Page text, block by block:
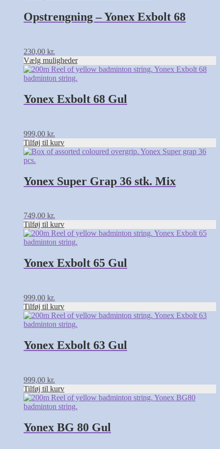
Opstrengning – Yonex Exbolt 68
230,00 kr.
Vælg muligheder
har
flere
kan
vælges
på
varesiden
Yonex Exbolt 68 Gul
999,00 kr.
Tilføj til kurv
Yonex Super Grap 36 stk. Mix
749,00 kr.
Tilføj til kurv
Yonex Exbolt 65 Gul
999,00 kr.
Tilføj til kurv
Yonex Exbolt 63 Gul
999,00 kr.
Tilføj til kurv
Yonex BG 80 Gul